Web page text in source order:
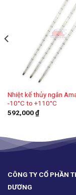
Nhiệt kế thủy ngân
-10°C to +110°C
592,000₫
CÔNG TY CỔ PHẦN
DƯƠNG